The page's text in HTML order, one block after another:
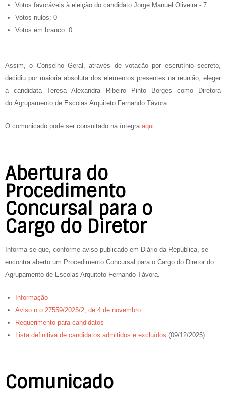
Votos favoráveis à eleição do candidato Jorge Manuel Oliveira - 7
Votos nulos: 0
Votos em branco: 0
Assim, o Conselho Geral, através de votação por escrutínio secreto,
decidiu por maioria absoluta dos elementos presentes na reunião, eleger
a candidata Teresa Alexandra Ribeiro Pinto Borges como Diretora
do Agrupamento de Escolas Arquiteto Fernando Távora.
O comunicado pode ser consultado na íntegra aqui
Abertura do
Procedimento
Concursal para o
Cargo do Diretor
Informa-se que, conforme aviso publicado em Diário da República, se
encontra aberto um Procedimento Concursal para o Cargo do Diretor do
Agrupamento de Escolas Arquiteto Fernando Távora.
Informação
Aviso n.o 27559/2025/2, de 4 de novembro
Requerimento para candidatos
Lista definitiva de candidatos admitidos e excluídos (09/12/2025)
Comunicado